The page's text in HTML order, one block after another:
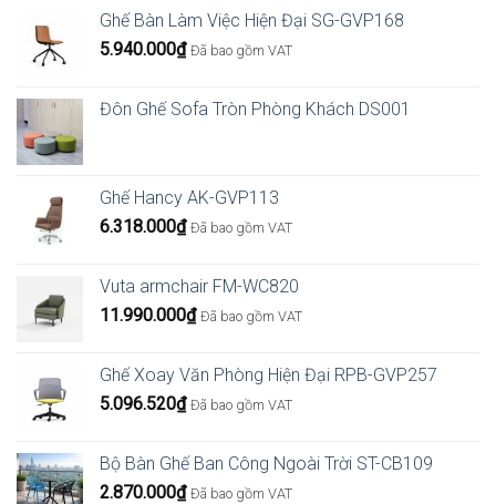
Ghế Bàn Làm Việc Hiện Đại SG-GVP168
5.940.000₫ Đã bao gồm VAT
Đôn Ghế Sofa Tròn Phòng Khách DS001
Ghế Hancy AK-GVP113
6.318.000₫ Đã bao gồm VAT
Vuta armchair FM-WC820
11.990.000₫ Đã bao gồm VAT
Ghế Xoay Văn Phòng Hiện Đại RPB-GVP257
5.096.520₫ Đã bao gồm VAT
Bộ Bàn Ghế Ban Công Ngoài Trời ST-CB109
2.870.000₫ Đã bao gồm VAT